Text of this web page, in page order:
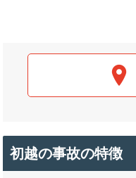
初越の事故の特徴